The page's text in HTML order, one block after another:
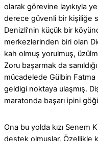
olarak görevine layıkıyla
derece güvenli bir kişiliğe
Denizli’nin küçük bir
merkezlerinden biri olan
kah olmuş yorulmuş,
Zoru başarmak da
mücadelede Gülbin Fatma
geldigi noktaya ulaşmış.
maratonda başarı ipini
Ona bu yolda kızı Senem
destek olmuşlar. Özellikle